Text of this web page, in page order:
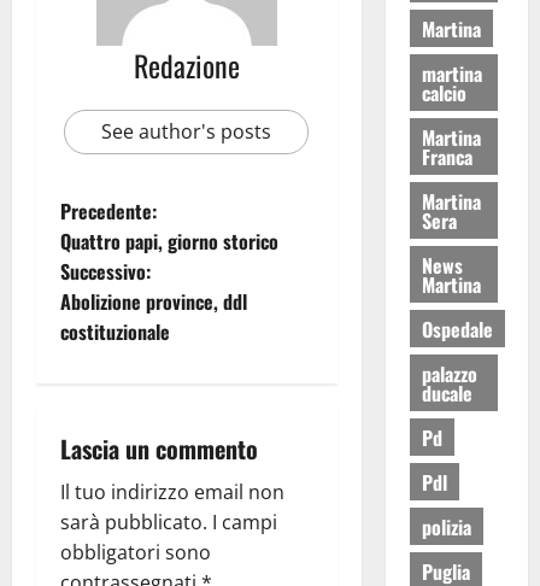
Redazione
See author's posts
Precedente:
Quattro papi, giorno storico
Successivo:
Abolizione province, ddl
costituzionale
Lascia un commento
Il tuo indirizzo email non
sarà pubblicato. I campi
obbligatori sono
Martina
martina
calcio
Martina
Franca
Martina
Sera
News
Martina
Ospedale
palazzo
ducale
Pd
Pdl
polizia
Puglia